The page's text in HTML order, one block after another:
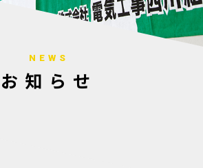
NEWS
お知らせ